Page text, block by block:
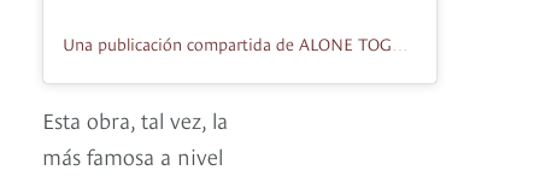
Esta obra, tal vez, la
más famosa a nivel